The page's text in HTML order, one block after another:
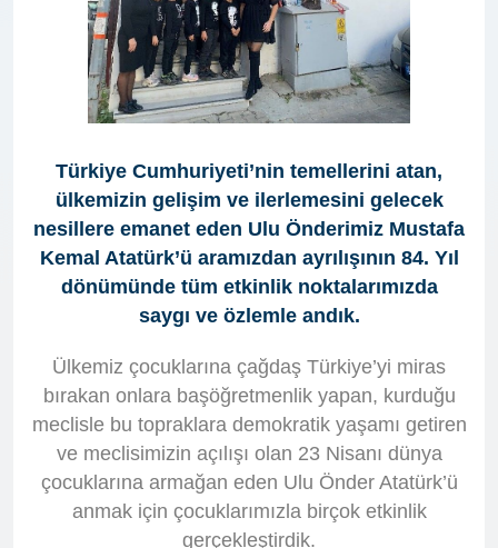
Türkiye Cumhuriyeti’nin temellerini atan,
ülkemizin gelişim ve ilerlemesini gelecek
nesillere emanet eden Ulu Önderimiz Mustafa
Kemal Atatürk’ü aramızdan ayrılışının 84. Yıl
dönümünde tüm etkinlik noktalarımızda
saygı ve özlemle andık.
Ülkemiz çocuklarına çağdaş Türkiye’yi miras
bırakan onlara başöğretmenlik yapan, kurduğu
meclisle bu topraklara demokratik yaşamı getiren
ve meclisimizin açılışı olan 23 Nisanı dünya
çocuklarına armağan eden Ulu Önder Atatürk’ü
anmak için çocuklarımızla birçok etkinlik
gerçekleştirdik.